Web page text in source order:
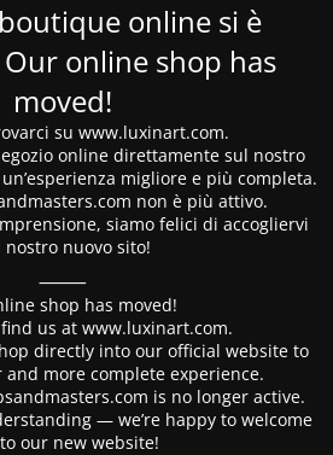
online si è
online shop has
moved!
su www.luxinart.com.
online direttamente sul nostro
migliore e più completa.
non è più attivo.
siamo felici di accogliervi
nostro nuovo sito!
⸻
shop has moved!
us at www.luxinart.com.
directly into our official website to
more complete experience.
is no longer active.
— we’re happy to welcome
our new website!